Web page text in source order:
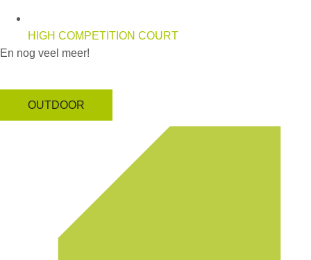
HIGH COMPETITION COURT
En nog veel meer!
OUTDOOR